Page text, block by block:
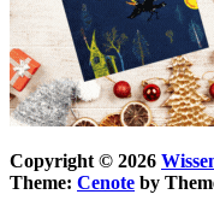
Copyright © 2026
Theme: Cenote by